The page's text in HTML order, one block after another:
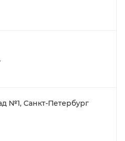
№1, Санкт-Петербург